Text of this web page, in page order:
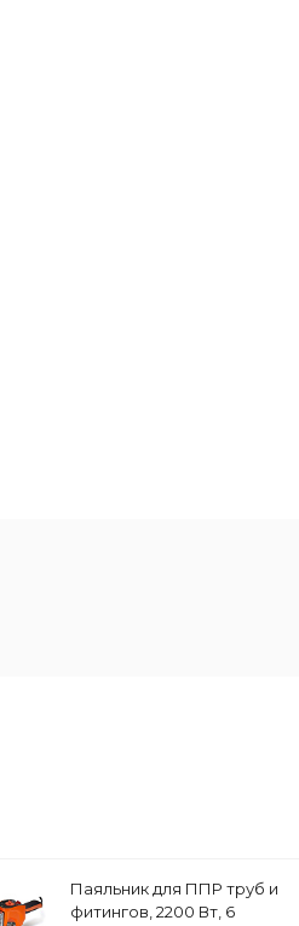
Паяльник для ППР труб и
фитингов, 2200 Вт, 6